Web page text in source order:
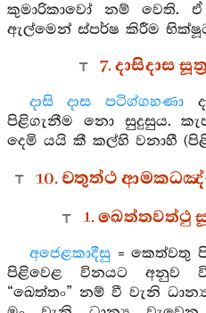
කුමාරිකාවෝ නම් වෙති.
ඇල්මෙන් ස්පර්ෂ කිරීම
7. දාසිදාස
දාසි දාස පටිග්ගහණා
පිළිගැනීම නො සුදුසුය.
දෙමි යයි කී කල්හි වනාහී
10. චතුත්ථ
1. ඛෙත්තවත්ථු
අජෙළකාදීසු= කෙත්වතු
පිළිවෙළ විනයට අනුව
“ඛෙත්තං” නම් වී වැනි